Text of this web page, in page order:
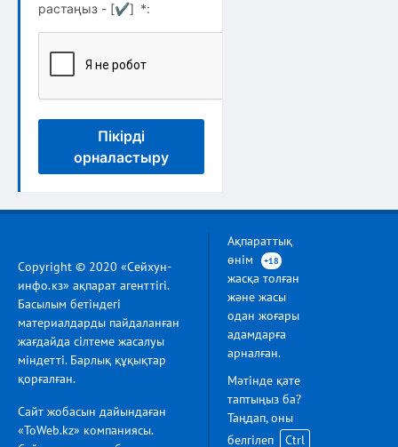
растаңыз - [✔] *:
Пікірді
орналастыру
Copyright © 2020 «Сейхун-
инфо.кз» ақпарат агенттігі.
Басылым бетіндегі
материалдарды пайдаланған
жағдайда сілтеме жасалуы
міндетті. Барлық құқықтар
қорғалған.
Сайт жобасын дайындаған
«ToWeb.kz» компаниясы.
Ақпараттық
өнім
+18
жасқа толған
және жасы
одан жоғары
адамдарға
арналған.
Мәтінде қате
таптыңыз ба?
Таңдап, оны
белгілеп
Ctrl